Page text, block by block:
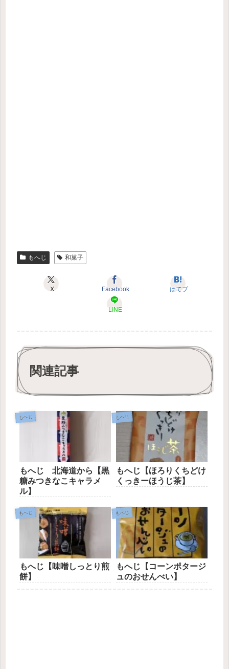
もへじ 和菓子
X Facebook はてブ
LINE
関連記事
もへじ
もへじ 北海道から【黒
糖みつきなこキャラメ
ル】
もへじ
もへじ【ほろりくちどけ
くっきーほうじ茶】
もへじ
もへじ【味噌しっとり煎
餅】
もへじ
もへじ【コーンポタージ
ュのおせんべい】